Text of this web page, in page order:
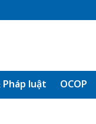
Pháp luật OCOP